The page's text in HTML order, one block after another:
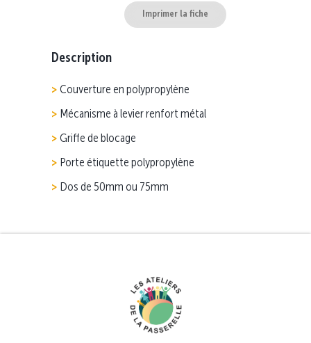
Imprimer la fiche
Description
Couverture en polypropylène
Mécanisme à levier renfort métal
Griffe de blocage
Porte étiquette polypropylène
Dos de 50mm ou 75mm